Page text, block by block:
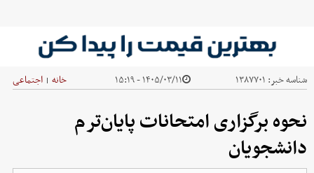
شناسه خبر: ۱۳۸۷۷۰۱ ۱۴۰۵/۰۳/۱۱ - ۱۵:۱۹ خانه | اجتماعی
نحوه برگزاری امتحانات پایان‌ترم
دانشجویان